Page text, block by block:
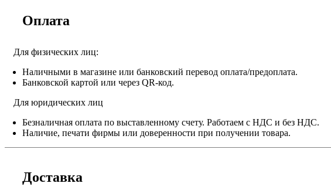
Оплата
Для физических лиц:
Наличными в магазине или банковский перевод оплата/предоплата.
Банковской картой или через QR-код.
Для юридических лиц
Безналичная оплата по выставленному счету. Работаем с НДС и без НДС.
Наличие, печати фирмы или доверенности при получении товара.
Доставка